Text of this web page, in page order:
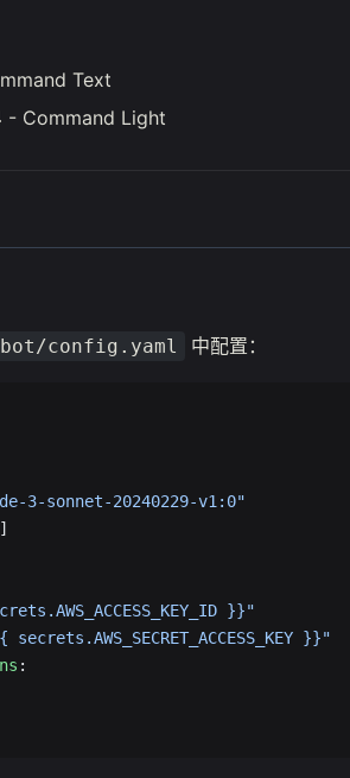
Text
- Command Light
config.yaml 中配置：
3-sonnet-20240229-v1:0"
]
}}"
secrets.AWS_SECRET_ACCESS_KEY }}"
: